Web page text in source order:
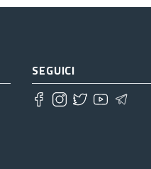
SEGUICI